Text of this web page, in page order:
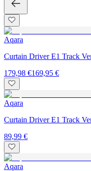
Aqara
Curtain Driver E1 Track
179,98 €169,95 €
Aqara
Curtain Driver E1 Track
89,99 €
Aqara